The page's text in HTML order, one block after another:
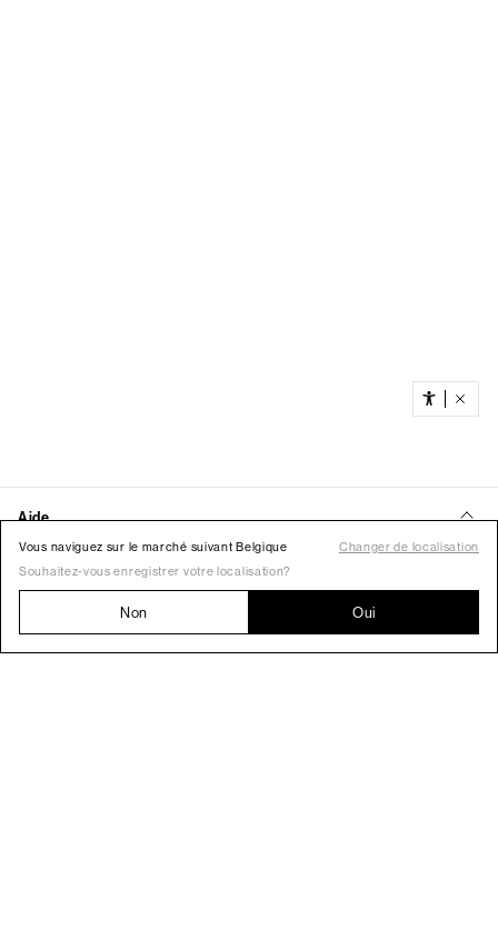
Vous naviguez sur le marché suivant Belgique
Changer de localisation
Souhaitez-vous enregistrer votre localisation?
Non Oui